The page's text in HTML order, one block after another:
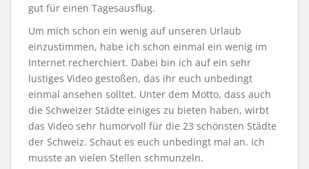
gut für einen Tagesausflug.
Um mich schon ein wenig auf unseren Urlaub
einzustimmen, habe ich schon einmal ein wenig im
Internet recherchiert. Dabei bin ich auf ein sehr
lustiges Video gestoßen, das ihr euch unbedingt
einmal ansehen solltet. Unter dem Motto, dass auch
die Schweizer Städte einiges zu bieten haben, wirbt
das Video sehr humorvoll für die 23 schönsten Städte
der Schweiz. Schaut es euch unbedingt mal an. Ich
musste an vielen Stellen schmunzeln.